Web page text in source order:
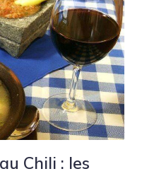
Chili : les